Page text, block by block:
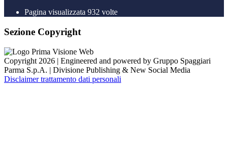
Pagina visualizzata 932 volte
Sezione Copyright
Copyright 2026 | Engineered and powered by Gruppo Spaggiari
Parma S.p.A. | Divisione Publishing & New Social Media
Disclaimer trattamento dati personali